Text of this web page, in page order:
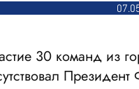
30 команд